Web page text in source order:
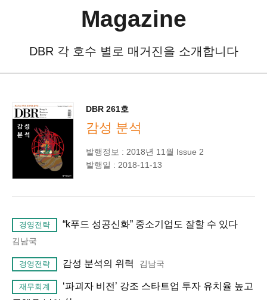
Magazine
DBR 각 호수 별로 매거진을 소개합니다
DBR 261호
감성 분석
발행정보 : 2018년 11월 Issue 2
발행일 : 2018-11-13
경영전략 “k푸드 성공신화” 중소기업도 잘할 수 있다
김남국
경영전략 감성 분석의 위력 김남국
재무회계
‘파괴자 비전’ 강조 스타트업 투자 유치율 높고